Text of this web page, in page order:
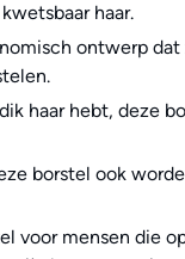
haar.
ontwerp
haar hebt, deze
borstel ook
voor mensen die